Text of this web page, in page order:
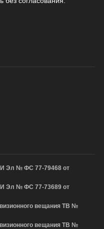
Эл № ФС 77-79468 от
Эл № ФС 77-73689 от
вещания ТВ №
вещания ТВ №